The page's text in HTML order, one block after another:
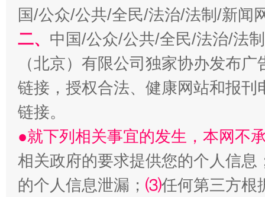
阿坝州三大球赛在茂县开幕 规模
国家大学科技园优化重塑工作
国/公众/公共/全民/法治/法制/新闻
二、 中国/公众/公共/全民/法治/法
（北京）有限公司独家协办发布
链接，授权合法、健康网站和报
链接。
●就下列相关事宜的发生，本网不
相关政府的要求提供您的个人信息
的个人信息泄漏； ⑶任何第三方根